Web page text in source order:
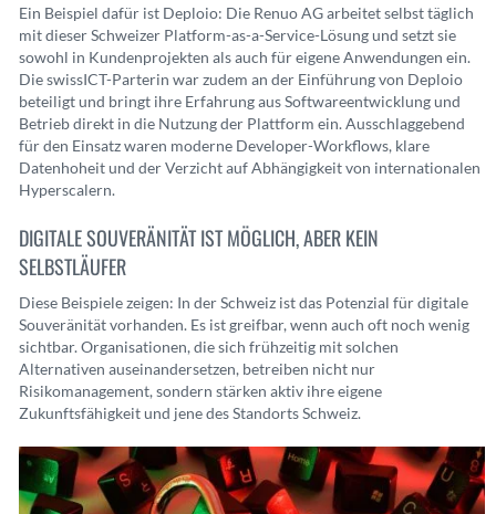
Ein Beispiel dafür ist Deploio: Die Renuo AG arbeitet selbst täglich
mit dieser Schweizer Platform-as-a-Service-Lösung und setzt sie
sowohl in Kundenprojekten als auch für eigene Anwendungen ein.
Die swissICT-Parterin war zudem an der Einführung von Deploio
beteiligt und bringt ihre Erfahrung aus Softwareentwicklung und
Betrieb direkt in die Nutzung der Plattform ein. Ausschlaggebend
für den Einsatz waren moderne Developer-Workflows, klare
Datenhoheit und der Verzicht auf Abhängigkeit von internationalen
Hyperscalern.
DIGITALE SOUVERÄNITÄT IST MÖGLICH, ABER KEIN
SELBSTLÄUFER
Diese Beispiele zeigen: In der Schweiz ist das Potenzial für digitale
Souveränität vorhanden. Es ist greifbar, wenn auch oft noch wenig
sichtbar. Organisationen, die sich frühzeitig mit solchen
Alternativen auseinandersetzen, betreiben nicht nur
Risikomanagement, sondern stärken aktiv ihre eigene
Zukunftsfähigkeit und jene des Standorts Schweiz.